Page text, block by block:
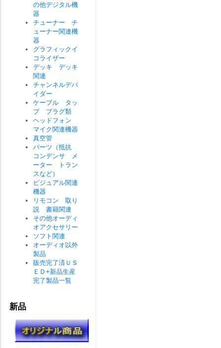
の他デジタル機
器
チューナー チ
ューナー関連機
器
グラフィックイ
コライザー
デッキ デッキ
関連
チャンネルデバ
イダー
ケーブル タッ
プ プラグ類
ヘッドフォン
マイク関連機器
真空管
パーツ（抵抗
コンデンサ メ
ーター トラン
スなど）
ビジュアル関連
機器
リモコン 取り
説 書籍関連
その他オーディ
オアクセサリー
ソフト関連
オーディオ以外
製品
販売完了済ＵＳ
ＥＤ+新品生産
完了製品一覧
新品